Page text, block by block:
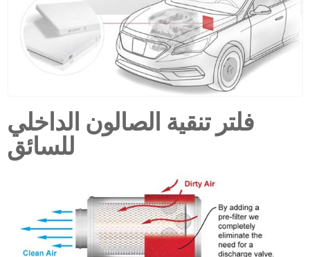
فلتر تنقية الصالون الداخلي
للسائق